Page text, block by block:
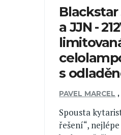
Blackstar
a JJN -
s
PAVEL MARCEL
Spousta
řešení“,